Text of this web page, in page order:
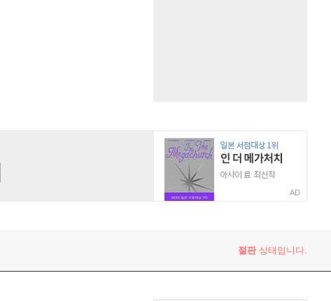
AD
절판상태입니다.